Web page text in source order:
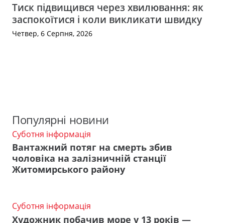
Тиск підвищився через хвилювання: як
заспокоїтися і коли викликати швидку
Четвер, 6 Серпня, 2026
Популярні новини
Суботня інформація
Вантажний потяг на смерть збив
чоловіка на залізничній станції
Житомирського району
Суботня інформація
Художник побачив море у 13 років —